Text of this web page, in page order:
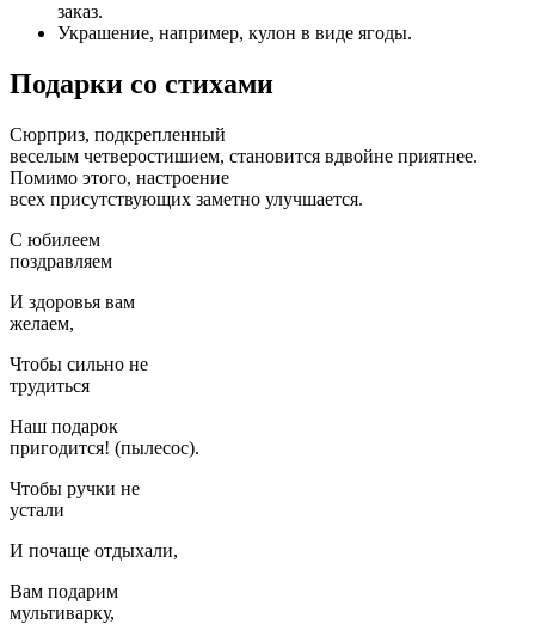
заказ.
Украшение, например, кулон в виде ягоды.
Подарки со стихами
Сюрприз, подкрепленный
веселым четверостишием, становится вдвойне приятнее.
Помимо этого, настроение
всех присутствующих заметно улучшается.
С юбилеем
поздравляем
И здоровья вам
желаем,
Чтобы сильно не
трудиться
Наш подарок
пригодится! (пылесос).
Чтобы ручки не
устали
И почаще отдыхали,
Вам подарим
мультиварку,